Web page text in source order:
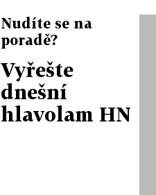
Nudíte se na
poradě?
Vyřešte
dnešní
hlavolam HN